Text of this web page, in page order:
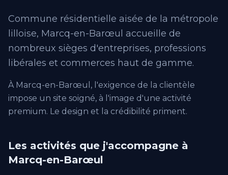
Commune résidentielle aisée de la métropole
lilloise, Marcq-en-Barœul accueille de
nombreux sièges d'entreprises, professions
libérales et commerces haut de gamme.
À Marcq-en-Barœul, l'exigence de la clientèle
impose un site soigné, à l'image d'une activité
premium. Le design et la crédibilité priment.
Les activités que j'accompagne à
Marcq-en-Barœul